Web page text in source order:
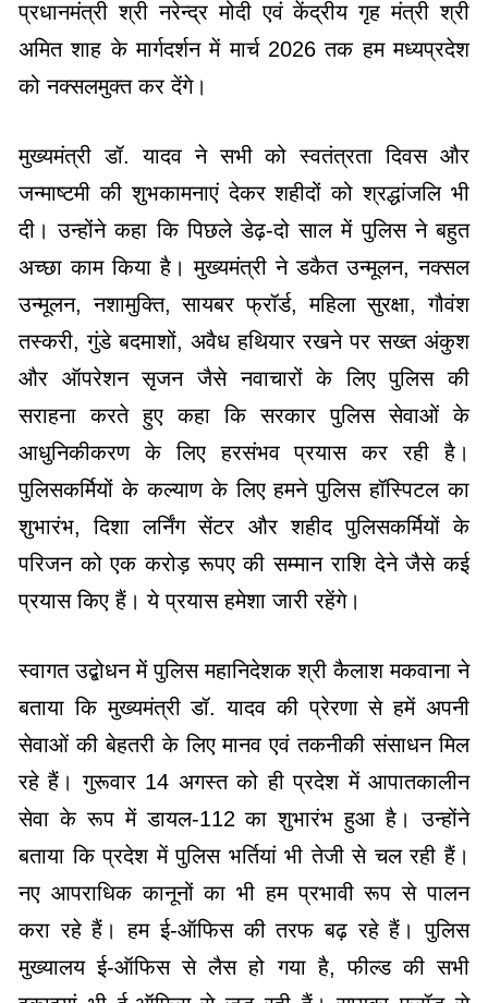
प्रधानमंत्री श्री नरेन्द्र मोदी एवं केंद्रीय गृह मंत्री श्री
अमित शाह के मार्गदर्शन में मार्च 2026 तक हम मध्यप्रदेश
को नक्सलमुक्त कर देंगे।
मुख्यमंत्री डॉ. यादव ने सभी को स्वतंत्रता दिवस और
जन्माष्टमी की शुभकामनाएं देकर शहीदों को श्रद्धांजलि भी
दी। उन्होंने कहा कि पिछले डेढ़-दो साल में पुलिस ने बहुत
अच्छा काम किया है। मुख्यमंत्री ने डकैत उन्मूलन, नक्सल
उन्मूलन, नशामुक्ति, सायबर फ्रॉर्ड, महिला सुरक्षा, गौवंश
तस्करी, गुंडे बदमाशों, अवैध हथियार रखने पर सख्त अंकुश
और ऑपरेशन सृजन जैसे नवाचारों के लिए पुलिस की
सराहना करते हुए कहा कि सरकार पुलिस सेवाओं के
आधुनिकीकरण के लिए हरसंभव प्रयास कर रही है।
पुलिसकर्मियों के कल्याण के लिए हमने पुलिस हॉस्पिटल का
शुभारंभ, दिशा लर्निंग सेंटर और शहीद पुलिसकर्मियों के
परिजन को एक करोड़ रूपए की सम्मान राशि देने जैसे कई
प्रयास किए हैं। ये प्रयास हमेशा जारी रहेंगे।
स्वागत उद्बोधन में पुलिस महानिदेशक श्री कैलाश मकवाना ने
बताया कि मुख्यमंत्री डॉ. यादव की प्रेरणा से हमें अपनी
सेवाओं की बेहतरी के लिए मानव एवं तकनीकी संसाधन मिल
रहे हैं। गुरूवार 14 अगस्त को ही प्रदेश में आपातकालीन
सेवा के रूप में डायल-112 का शुभारंभ हुआ है। उन्होंने
बताया कि प्रदेश में पुलिस भर्तियां भी तेजी से चल रही हैं।
नए आपराधिक कानूनों का भी हम प्रभावी रूप से पालन
करा रहे हैं। हम ई-ऑफिस की तरफ बढ़ रहे हैं। पुलिस
मुख्यालय ई-ऑफिस से लैस हो गया है, फील्ड की सभी